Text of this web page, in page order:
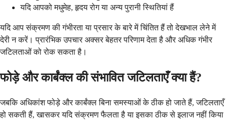
यदि आपको मधुमेह, हृदय रोग या अन्य पुरानी स्थितियां हैं
यदि आप संक्रमण की गंभीरता या प्रसार के बारे में चिंतित हैं तो देखभाल लेने में
देरी न करें। प्रारंभिक उपचार अक्सर बेहतर परिणाम देता है और अधिक गंभीर
जटिलताओं को रोक सकता है।
फोड़े और कार्बंक्ल की संभावित जटिलताएँ क्या हैं?
जबकि अधिकांश फोड़े और कार्बंक्ल बिना समस्याओं के ठीक हो जाते हैं, जटिलताएँ
हो सकती हैं, खासकर यदि संक्रमण फैलता है या इसका ठीक से इलाज नहीं किया